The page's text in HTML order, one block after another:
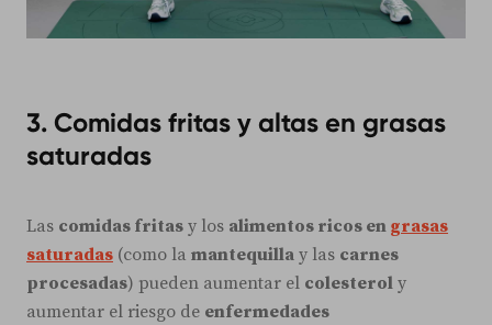
3. Comidas fritas y altas en grasas
saturadas
Las comidas fritas y los alimentos ricos en grasas
saturadas (como la mantequilla y las carnes
procesadas) pueden aumentar el colesterol y
aumentar el riesgo de enfermedades